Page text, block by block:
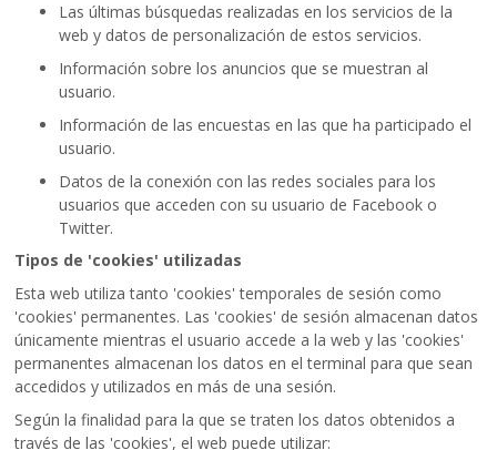
Las últimas búsquedas realizadas en los servicios de la
web y datos de personalización de estos servicios.
Información sobre los anuncios que se muestran al
usuario.
Información de las encuestas en las que ha participado el
usuario.
Datos de la conexión con las redes sociales para los
usuarios que acceden con su usuario de Facebook o
Twitter.
Tipos de 'cookies' utilizadas
Esta web utiliza tanto 'cookies' temporales de sesión como
'cookies' permanentes. Las 'cookies' de sesión almacenan datos
únicamente mientras el usuario accede a la web y las 'cookies'
permanentes almacenan los datos en el terminal para que sean
accedidos y utilizados en más de una sesión.
Según la finalidad para la que se traten los datos obtenidos a
través de las 'cookies', el web puede utilizar: